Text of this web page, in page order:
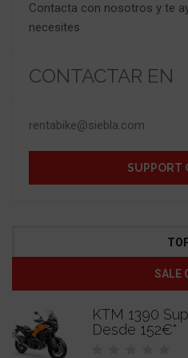
Contacta con nosotros y te
necesites
CONTACTAR EN
rentabike@siebla.com
SUPPORT
SALE
KTM 1390
Desde 152€*